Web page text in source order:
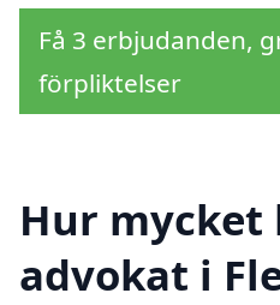
Få 3 erbjudanden,
förpliktelser
Hur mycket
advokat i